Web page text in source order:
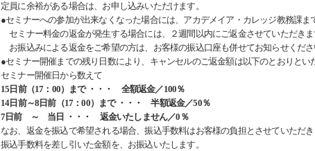
定員に余裕がある場合は、お申し込みいただけます。
●セミナーへの参加が出来なくなった場合には、アカデメイア・カレッジ教務課ま
セミナー料金の返金が発生する場合には、２週間以内にご返金させていただきま
お振込みによる返金をご希望の方は、お客様の振込口座も併せてお知らせくださ
●セミナー開催までの残り日数により、キャンセルのご返金額は以下のとおりとい
セミナー開催日から数えて
15日前（17：00）まで ・・・ 全額返金／100％
14日前～8日前（17：00）まで ・・・ 半額返金／50％
7日前 ～ 当日 ・・・ 返金いたしません／0％
なお、返金を振込で希望される場合、振込手数料はお客様の負担とさせていただき
振込手数料を差し引いた金額を、お振込いたします。